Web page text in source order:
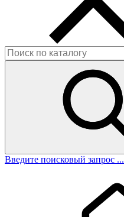
Введите поисковый запрос ...